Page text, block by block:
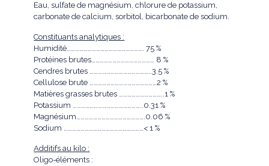
Eau, sulfate de magnésium, chlorure de potassium,
carbonate de calcium, sorbitol, bicarbonate de sodium.
Constituants analytiques :
Humidité………………………………………………. 75 %
Protéines brutes……………………………………… 8 %
Cendres brutes ……………………………………..3.5 %
Cellulose brute …………………………………………2 %
Matières grasses brutes …………………………..1 %
Potassium …………………………………………..0.31 %
Magnésium………………………………………….0.06 %
Sodium …………………………………………………< 1 %
Additifs au kilo :
Oligo-éléments :